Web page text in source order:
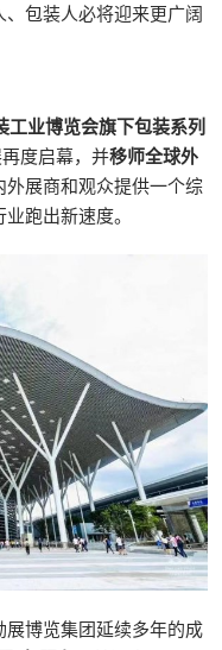
包装人必将迎来更广阔
工业博览会旗下包装系列
度启幕，并移师全球外
外展商和观众提供一个综
跑出新速度。
博览集团延续多年的成